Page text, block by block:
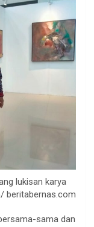
lukisan karya
beritabernas.com
sama dan